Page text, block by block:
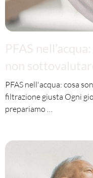
PFAS
non
PFAS nell'acqua: cosa
filtrazione giusta Ogni
prepariamo …